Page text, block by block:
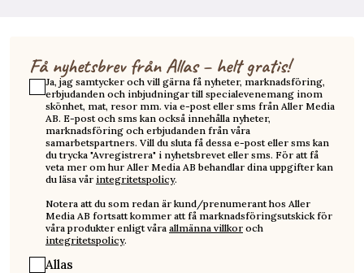
Få nyhetsbrev från Allas – helt gratis!
Ja, jag samtycker och vill gärna få nyheter, marknadsföring,
erbjudanden och inbjudningar till specialevenemang inom
skönhet, mat, resor mm. via e-post eller sms från Aller Media
AB. E-post och sms kan också innehålla nyheter,
marknadsföring och erbjudanden från våra
samarbetspartners. Vill du sluta få dessa e-post eller sms kan
du trycka "Avregistrera" i nyhetsbrevet eller sms. För att få
veta mer om hur Aller Media AB behandlar dina uppgifter kan
du läsa vår integritetspolicy.
Notera att du som redan är kund/prenumerant hos Aller
Media AB fortsatt kommer att få marknadsföringsutskick för
våra produkter enligt våra allmänna villkor och
integritetspolicy.
Allas